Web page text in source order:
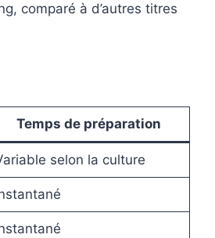
comparé à d’autres titres
Temps de préparation
selon la culture